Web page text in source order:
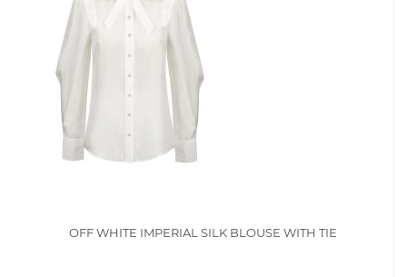
OFF WHITE IMPERIAL SILK BLOUSE WITH TIE